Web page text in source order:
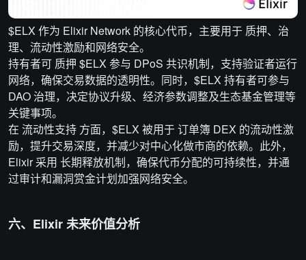
$ELX 作为 Elixir Network 的核心代币，主要用于 质押、治
理、流动性激励和网络安全。
持有者可 质押 $ELX 参与 DPoS 共识机制，支持验证者运行
网络，确保交易数据的透明性。同时，$ELX 持有者可参与
DAO 治理，决定协议升级、经济参数调整及生态基金管理等
关键事项。
在 流动性支持 方面，$ELX 被用于 订单簿 DEX 的流动性激
励，提升交易深度，并减少对中心化做市商的依赖。此外，
Elixir 采用 长期释放机制，确保代币分配的可持续性，并通
过审计和漏洞赏金计划加强网络安全。
六、Elixir 未来价值分析